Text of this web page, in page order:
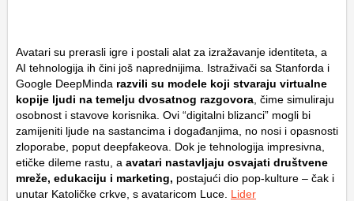
Avatari su prerasli igre i postali alat za izražavanje identiteta, a
AI tehnologija ih čini još naprednijima. Istraživači sa Stanforda i
Google DeepMinda razvili su modele koji stvaraju virtualne
kopije ljudi na temelju dvosatnog razgovora , čime simuliraju
osobnost i stavove korisnika. Ovi “digitalni blizanci” mogli bi
zamijeniti ljude na sastancima i događanjima, no nosi i opasnosti
zloporabe, poput deepfakeova. Dok je tehnologija impresivna,
etičke dileme rastu, a avatari nastavljaju osvajati društvene
mreže, edukaciju i marketing, postajući dio pop-kulture – čak i
unutar Katoličke crkve, s avataricom Luce. Lider